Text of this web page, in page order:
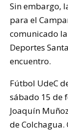
Sin embargo,
para el
comunicado
Deportes
encuentro.
Fútbol UdeC
sábado 15 de
Joaquín
de